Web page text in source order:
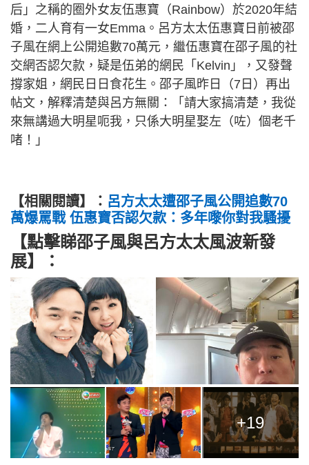
后」之稱的圈外女友伍惠寶（Rainbow）於2020年結
婚，二人育有一女Emma。呂方太太伍惠寶日前被邵
子風在網上公開追數70萬元，繼伍惠寶在邵子風的社
交網否認欠款，疑是伍弟的網民「Kelvin」，又發聲
撐家姐，網民日日食花生。邵子風昨日（7日）再出
帖文，解釋清楚與呂方無關：「請大家搞清楚，我從
來無講過大明星呃我，只係大明星娶左（咗）個老千
啫！」
【相關閱讀】： 呂方太太遭邵子風公開追數70
萬爆罵戰 伍惠寶否認欠款：多年嚟你對我騷擾
【點擊睇邵子風與呂方太太風波新發
展】：
+19